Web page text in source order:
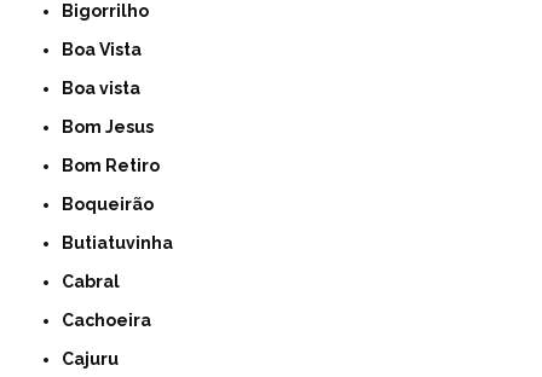
Bigorrilho
Boa Vista
Boa vista
Bom Jesus
Bom Retiro
Boqueirão
Butiatuvinha
Cabral
Cachoeira
Cajuru